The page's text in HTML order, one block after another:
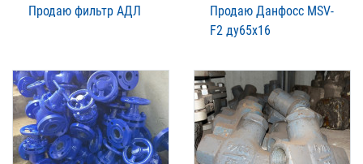
Продаю фильтр АДЛ
Продаю Данфосс MSV-
F2 ду65х16